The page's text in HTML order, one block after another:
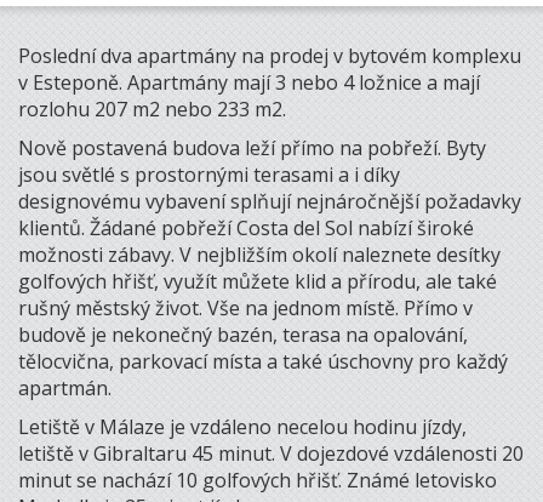
Poslední dva apartmány na prodej v bytovém komplexu
v Esteponě. Apartmány mají 3 nebo 4 ložnice a mají
rozlohu 207 m2 nebo 233 m2.
Nově postavená budova leží přímo na pobřeží. Byty
jsou světlé s prostornými terasami a i díky
designovému vybavení splňují nejnáročnější požadavky
klientů. Žádané pobřeží Costa del Sol nabízí široké
možnosti zábavy. V nejbližším okolí naleznete desítky
golfových hřišť, využít můžete klid a přírodu, ale také
rušný městský život. Vše na jednom místě. Přímo v
budově je nekonečný bazén, terasa na opalování,
tělocvična, parkovací místa a také úschovny pro každý
apartmán.
Letiště v Málaze je vzdáleno necelou hodinu jízdy,
letiště v Gibraltaru 45 minut. V dojezdové vzdálenosti 20
minut se nachází 10 golfových hřišť. Známé letovisko